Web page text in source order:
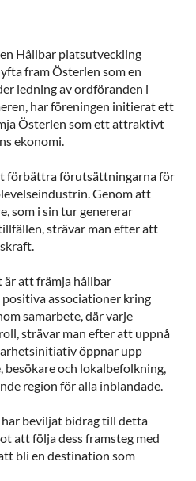
Hållbar platsutveckling
fram Österlen som en
ledning av ordföranden i
har föreningen initierat ett
Österlen som ett attraktivt
ekonomi.
förbättra förutsättningarna för
Genom att
som i sin tur genererar
strävar man efter att
är att främja hållbar
associationer kring
samarbete, där varje
strävar man efter att uppnå
öppnar upp
och lokalbefolkning,
region för alla inblandade.
har beviljat bidrag till detta
att följa dess framsteg med
bli en destination som